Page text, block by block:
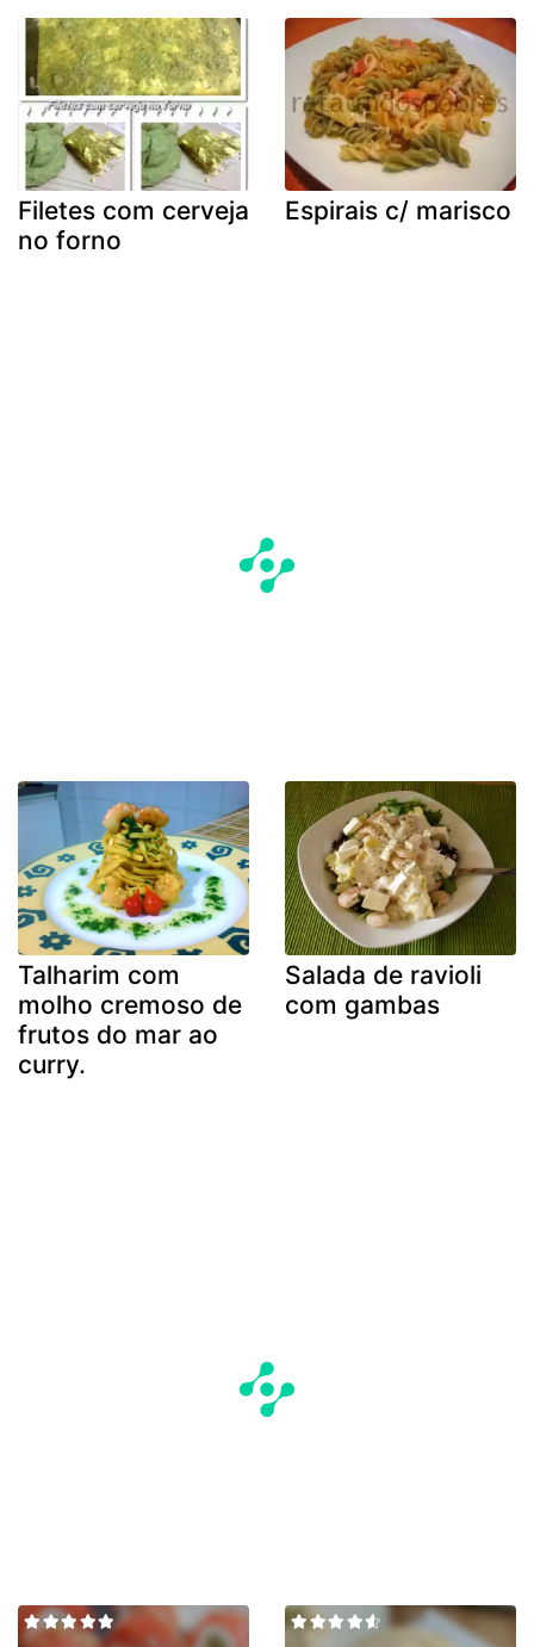
Filetes com cerveja
no forno
Espirais c/ marisco
Talharim com
molho cremoso de
frutos do mar ao
curry.
Salada de ravioli
com gambas